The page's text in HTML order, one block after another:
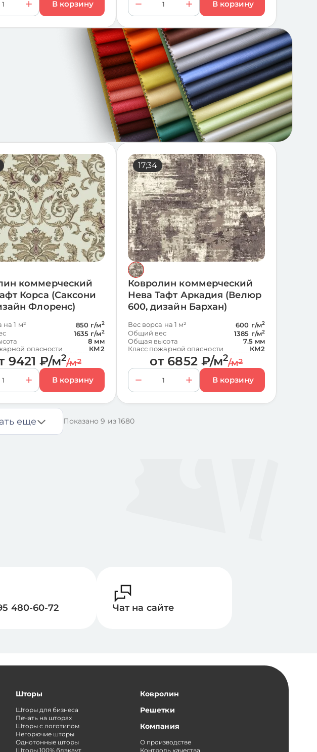
коммерческий
Корса (Саксони
Флоренс)
на 1 м² 850 г/м2
1635 г/м2
8 мм
опасности
КМ2
9421 ₽/м2/м2
17;34
Ковролин коммерческий
Нева Тафт Аркадия (Велюр
600, дизайн Бархан)
Вес ворса на 1 м² 600 г/м2
Общий вес 1385 г/м2
Общая высота
7.5 мм
Класс пожарной опасности
КМ2
от 6852₽/м2/м2
еще Показано 9 из 1680
480-60-72 Чат на сайте
Шторы
Шторы для бизнеса
Печать на шторах
Шторы с логотипом
Негорючие шторы
Однотонные шторы
Шторы 100% блэкаут
Ковролин
Решетки
Компания
О производстве
Контроль качества